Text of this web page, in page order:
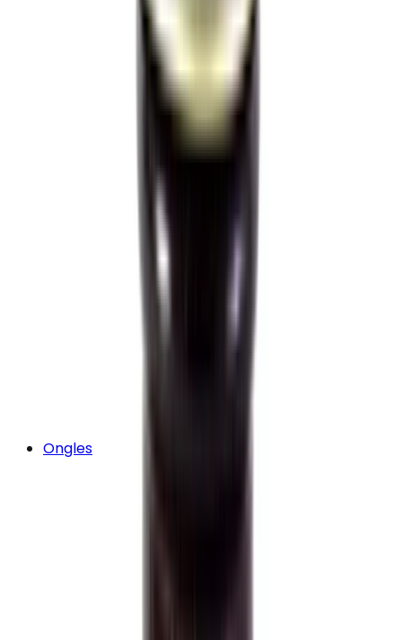
Ongles